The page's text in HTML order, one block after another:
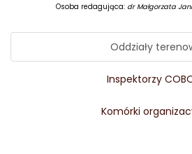
Osoba redagująca: dr Małgorzata
Oddziały
Inspektorzy
Komórki